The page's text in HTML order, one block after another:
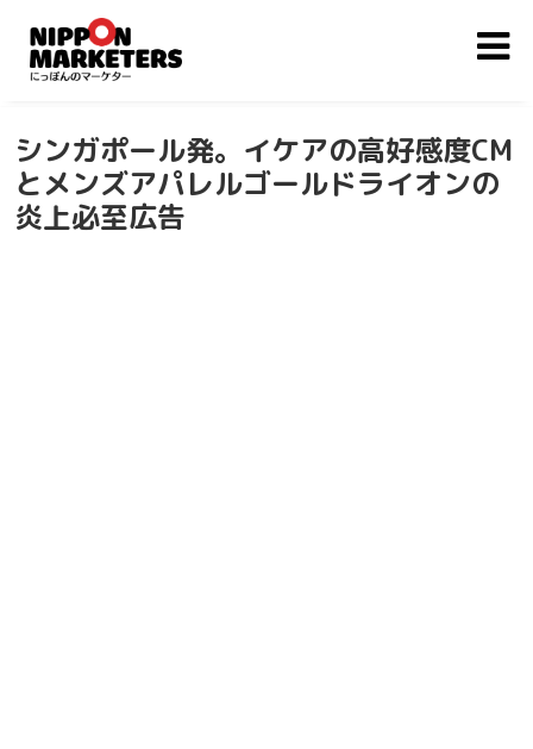
シンガポール発。イケアの高好感度CM
とメンズアパレルゴールドライオンの
炎上必至広告